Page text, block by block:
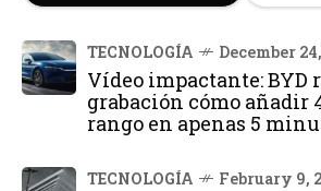
TECNOLOGÍA December
Vídeo impactante: BYD
grabación cómo añadir
rango en apenas 5
TECNOLOGÍA February 9,